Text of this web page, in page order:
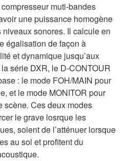
muti-bandes
une puissance homogène
sonores. Il calcule en
égalisation de façon à
et dynamique jusqu’aux
série DXR, le D-CONTOUR
: le mode FOH/MAIN pour
et le mode MONITOR pour
scène. Ces deux modes
le grave losrque les
soient de l’atténuer lorsque
au sol et profitent du